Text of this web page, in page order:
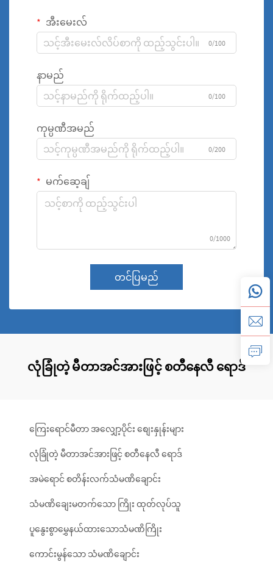
အီးမေးလ်
0/100
နာမည်
0/100
ကုမ္ပဏီအမည်
0/200
မက်ဆေ့ချ်
0/1000
တင်ပြမည်
လုံခြုံတဲ့ မီတာအင်အားဖြင့် စတီနေလီ ရောဒ်
ကြေးရောင်မီတာ အလျှော့ပိုင်း စျေးနှုန်းများ
လုံခြုံတဲ့ မီတာအင်အားဖြင့် စတီနေလီ ရောဒ်
အမဲရောင် စတိန်းလက်သံမဏိချောင်း
သံမဏိချေးမတက်သော ကြိုး ထုတ်လုပ်သူ
ပူနွေးစွာမွှေနယ်ထားသောသံမဏိကြိုး
ကောင်းမွန်သော သံမဏိချောင်း